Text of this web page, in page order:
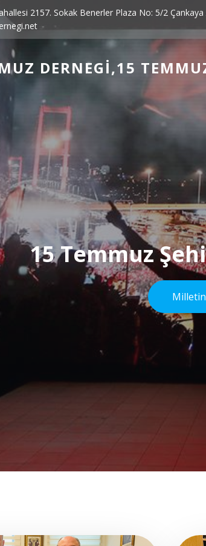
2157. Sokak Benerler Plaza No: 5/2 Çankaya
DERNEGI,15
15 Temmuz